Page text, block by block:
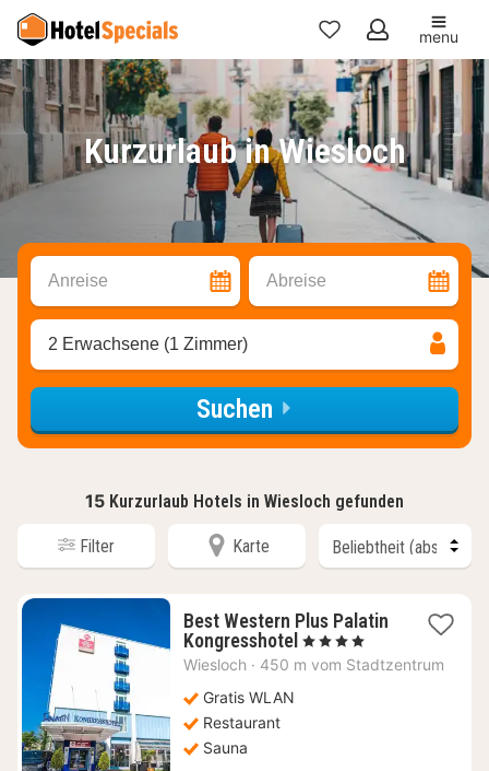
Meine
Favoriten
menu
Kurzurlaub in Wiesloch
Anreise Abreise
2 Erwachsene (1 Zimmer)
Suchen
15 Kurzurlaub Hotels in Wiesloch gefunden
Filter Karte
Best Western Plus Palatin
Kongresshotel 1
Nacht
, 4 Sterne
Wiesloch · 450 m vom Stadtzentrum
Gratis WLAN
Restaurant
Sauna